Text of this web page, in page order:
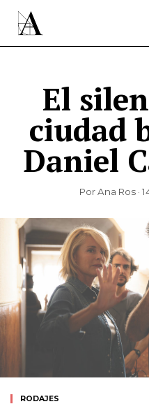
El
ciudad
Daniel
Por Ana Ros ·
RODAJES
ÚNETE A LA